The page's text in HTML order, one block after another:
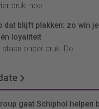
druk: hoe...
dat blijft plakken: zo win je
loyaliteit
onder druk. De...
gaat Schiphol helpen